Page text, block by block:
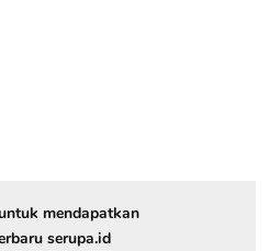
mendapatkan
serupa.id